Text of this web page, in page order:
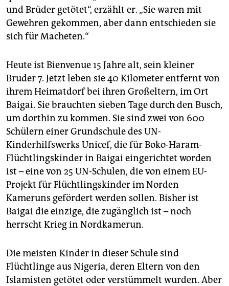
und Brüder getötet“, erzählt er. „Sie waren mit
Gewehren gekommen, aber dann entschieden sie
sich für Macheten.“
Heute ist Bienvenue 15 Jahre alt, sein kleiner
Bruder 7. Jetzt leben sie 40 Kilometer entfernt von
ihrem Heimatdorf bei ihren Großeltern, im Ort
Baigai. Sie brauchten sieben Tage durch den Busch,
um dorthin zu kommen. Sie sind zwei von 600
Schülern einer Grundschule des UN-
Kinderhilfswerks Unicef, die für Boko-Haram-
Flüchtlingskinder in Baigai eingerichtet worden
ist – eine von 25 UN-Schulen, die von einem EU-
Projekt für Flüchtlingskinder im Norden
Kameruns gefördert werden sollen. Bisher ist
Baigai die einzige, die zugänglich ist – noch
herrscht Krieg in Nordkamerun.
Die meisten Kinder in dieser Schule sind
Flüchtlinge aus Nigeria, deren Eltern von den
Islamisten getötet oder verstümmelt wurden. Aber